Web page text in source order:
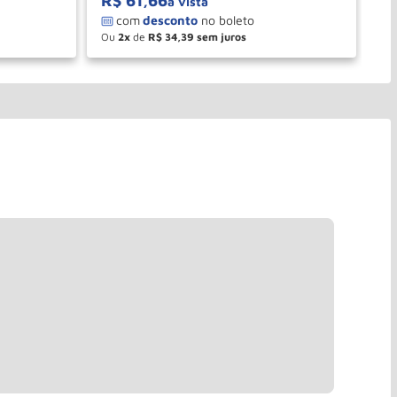
Ou 2 de R$ 34 39
＋
－ COMPRAR